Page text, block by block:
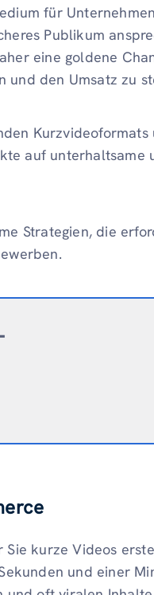
für
Publikum
eine goldene
und den Umsatz zu
Kurzvideoformats
auf unterhaltsame
Strategien, die
kurze Videos
und einer